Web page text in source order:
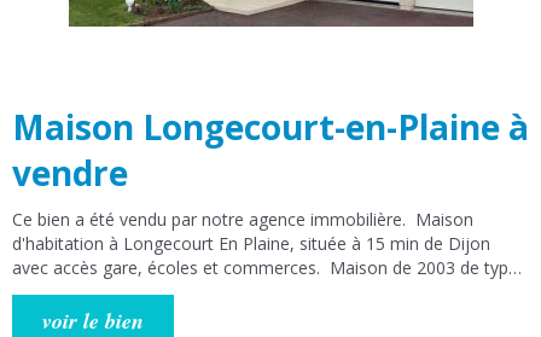
Maison Longecourt-en-Plaine à
vendre
Ce bien a été vendu par notre agence immobilière. Maison
d'habitation à Longecourt En Plaine, située à 15 min de Dijon
avec accès gare, écoles et commerces. Maison de 2003 de type
6, 147 m² habitables, comprenant un hall d'entrée avec placard,
une pièce de vie de 50 m² avec cuisine US équipée, une suite
voir le bien